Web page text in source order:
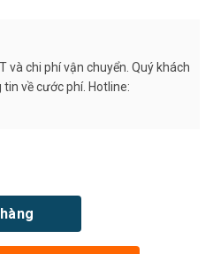
và chi phí vận chuyển. Quý khách
về cước phí. Hotline: